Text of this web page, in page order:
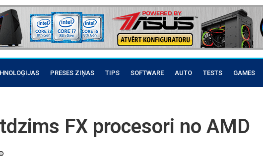
PRESES ZIŅAS TIPS SOFTWARE AUTO TESTS GAMES
FX procesori no AMD